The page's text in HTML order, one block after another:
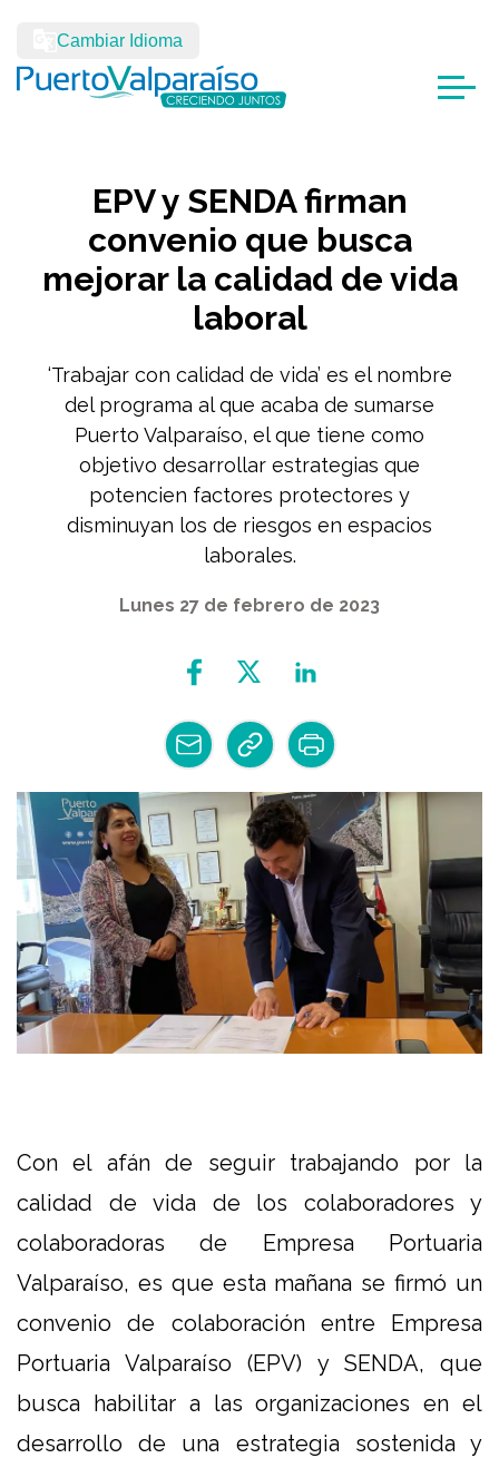
Cambiar Idioma
EPV y SENDA firman
convenio que busca
mejorar la calidad de vida
laboral
‘Trabajar con calidad de vida’ es el nombre
del programa al que acaba de sumarse
Puerto Valparaíso, el que tiene como
objetivo desarrollar estrategias que
potencien factores protectores y
disminuyan los de riesgos en espacios
laborales.
Lunes 27 de febrero de 2023
Con el afán de seguir trabajando por la
calidad de vida de los colaboradores y
colaboradoras de Empresa Portuaria
Valparaíso, es que esta mañana se firmó un
convenio de colaboración entre Empresa
Portuaria Valparaíso (EPV) y SENDA, que
busca habilitar a las organizaciones en el
desarrollo de una estrategia sostenida y